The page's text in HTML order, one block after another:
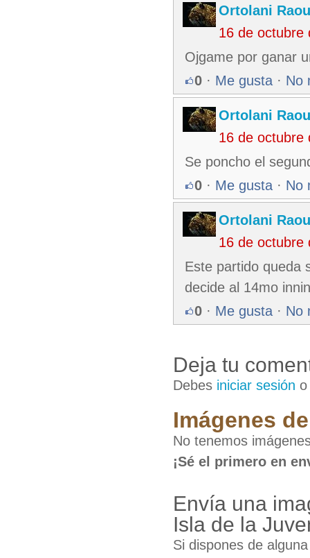
Ortolani
16 de octubre
Ojgame por ganar
0 · Me gusta · No
Ortolani
16 de octubre
Se poncho el
0 · Me gusta · No
Ortolani
16 de octubre
Este partido queda
decide al 14mo
0 · Me gusta · No
Deja tu
Debes iniciar sesión
Imágenes
No tenemos
¡Sé el primero en
Envía una
Isla de la
Si dispones de